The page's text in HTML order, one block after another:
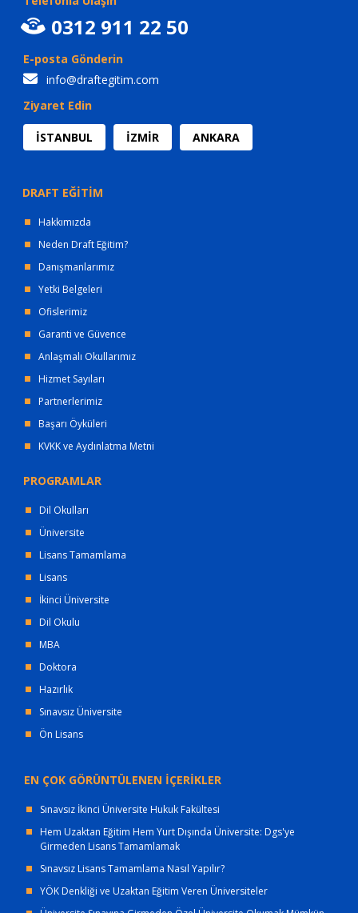
0312 911 22 50
E-posta Gönderin
info@draftegitim.com
Ziyaret Edin
İSTANBUL İZMİR ANKARA
DRAFT EĞİTİM
Hakkımızda
Neden Draft Eğitim?
Danışmanlarımız
Yetki Belgeleri
Ofislerimiz
Garanti ve Güvence
Anlaşmalı Okullarımız
Hizmet Sayıları
Partnerlerimiz
Başarı Öyküleri
KVKK ve Aydınlatma Metni
PROGRAMLAR
Dil Okulları
Üniversite
Lisans Tamamlama
Lisans
İkinci Üniversite
Dil Okulu
MBA
Doktora
Hazırlık
Sınavsız Üniversite
Ön Lisans
EN ÇOK GÖRÜNTÜLENEN İÇERİKLER
Sınavsız İkinci Üniversite Hukuk Fakültesi
Hem Uzaktan Eğitim Hem Yurt Dışında Üniversite: Dgs'ye
Girmeden Lisans Tamamlamak
Sınavsız Lisans Tamamlama Nasıl Yapılır?
YÖK Denkliği ve Uzaktan Eğitim Veren Üniversiteler